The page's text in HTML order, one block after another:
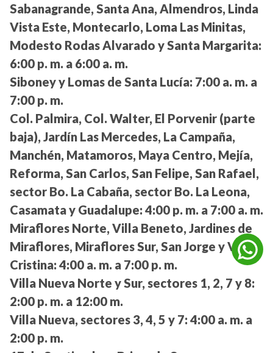
Sabanagrande, Santa Ana, Almendros, Linda
Vista Este, Montecarlo, Loma Las Minitas,
Modesto Rodas Alvarado y Santa Margarita:
6:00 p. m. a 6:00 a. m.
Siboney y Lomas de Santa Lucía: 7:00 a. m. a
7:00 p. m.
Col. Palmira, Col. Walter, El Porvenir (parte
baja), Jardín Las Mercedes, La Campaña,
Manchén, Matamoros, Maya Centro, Mejía,
Reforma, San Carlos, San Felipe, San Rafael,
sector Bo. La Cabaña, sector Bo. La Leona,
Casamata y Guadalupe: 4:00 p. m. a 7:00 a. m.
Miraflores Norte, Villa Beneto, Jardines de
Miraflores, Miraflores Sur, San Jorge y Villa
Cristina: 4:00 a. m. a 7:00 p. m.
Villa Nueva Norte y Sur, sectores 1, 2, 7 y 8:
2:00 p. m. a 12:00 m.
Villa Nueva, sectores 3, 4, 5 y 7: 4:00 a. m. a
2:00 p. m.